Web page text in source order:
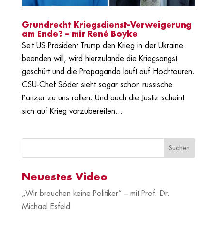
Grundrecht Kriegsdienst-Verweigerung
am Ende? – mit René Boyke
Seit US-Präsident Trump den Krieg in der Ukraine
beenden will, wird hierzulande die Kriegsangst
geschürt und die Propaganda läuft auf Hochtouren.
CSU-Chef Söder sieht sogar schon russische
Panzer zu uns rollen. Und auch die Justiz scheint
sich auf Krieg vorzubereiten...
Neuestes Video
„Wir brauchen keine Politiker“ – mit Prof. Dr.
Michael Esfeld